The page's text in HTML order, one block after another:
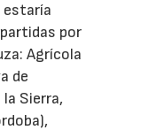
estaría
por
Agrícola
de
Sierra,